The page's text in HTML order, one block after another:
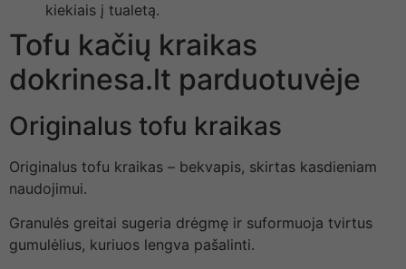
kiekiais į tualetą.
Tofu kačių kraikas
dokrinesa.lt parduotuvėje
Originalus tofu kraikas
Originalus tofu kraikas – bekvapis, skirtas kasdieniam
naudojimui.
Granulės greitai sugeria drėgmę ir suformuoja tvirtus
gumulėlius, kuriuos lengva pašalinti.